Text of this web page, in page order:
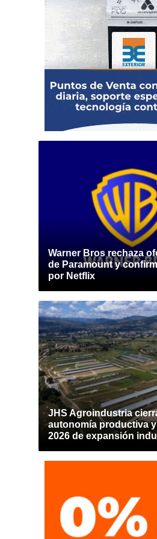
Warner Bros rechaza
de Paramount y
por Netflix
JHS Agroindustria
autonomía productiva
2026 de expansión